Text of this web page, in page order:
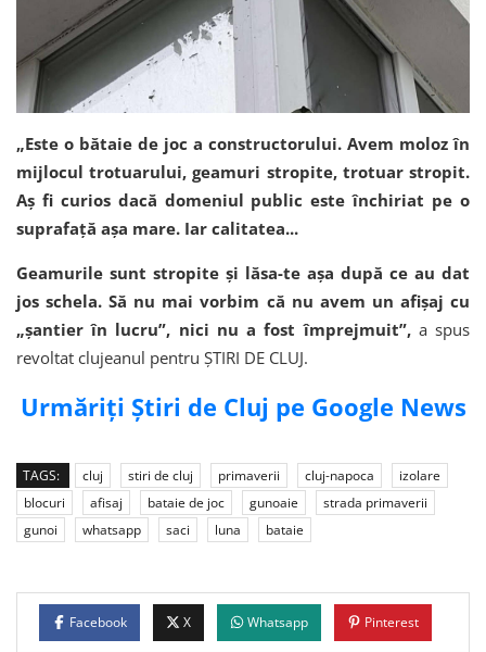
„Este o bătaie de joc a constructorului. Avem moloz în
mijlocul trotuarului, geamuri stropite, trotuar stropit.
Aș fi curios dacă domeniul public este închiriat pe o
suprafață așa mare. Iar calitatea...
Geamurile sunt stropite și lăsa-te așa după ce au dat
jos schela. Să nu mai vorbim că nu avem un afișaj cu
„șantier în lucru”, nici nu a fost împrejmuit”,a spus
revoltat clujeanul pentru ȘTIRI DE CLUJ.
Urmăriți Știri de Cluj pe Google News
TAGS: cluj stiri de cluj primaverii cluj-napoca
izolare
blocuri
afisaj bataie de joc gunoaie
strada primaverii
gunoi
whatsapp saci luna bataie
Facebook X Whatsapp Pinterest